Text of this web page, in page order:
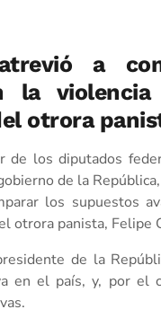
a
la
otrora
de los diputados
de la
los supuestos
otrora panista, Felipe
de la
en el país, y, por el